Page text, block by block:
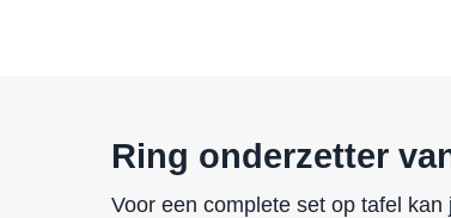
Ring onderzetter
Voor een complete set op tafel